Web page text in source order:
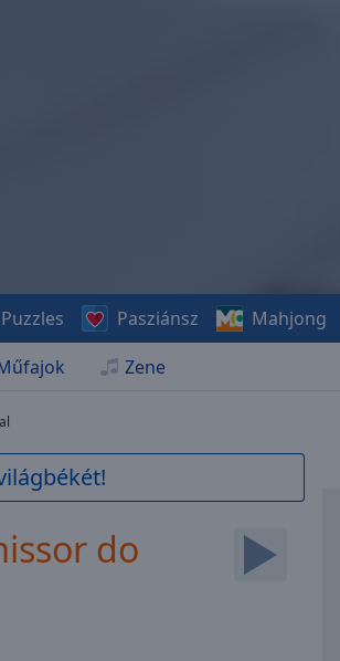
Zene
Puzzles Pasziánsz Mahjong
do